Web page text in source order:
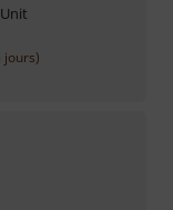
jours)